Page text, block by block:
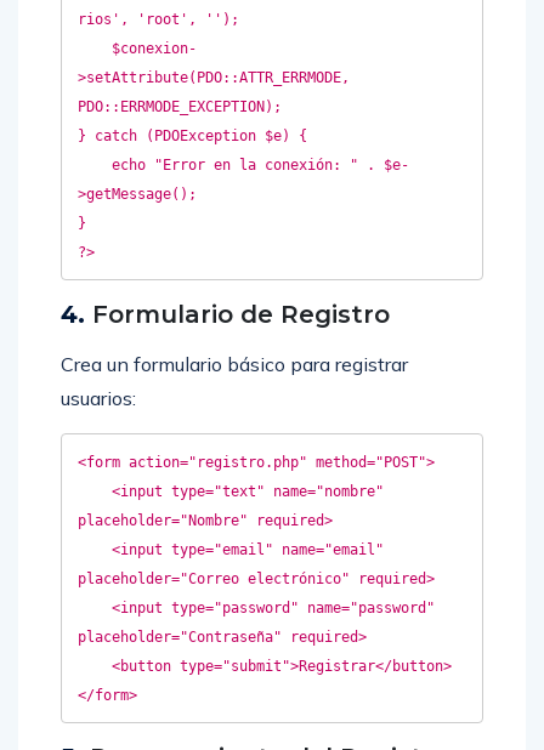
rios', 'root', '');
>setAttribute(PDO::ATTR_ERRMODE,
PDO::ERRMODE_EXCEPTION);
} catch (PDOException $e) {
    echo "Error en la conexión: " . $e-
>getMessage();
}
4. Formulario de Registro
Crea un formulario básico para registrar
usuarios:
<form action="registro.php" method="POST">
    <input type="text" name="nombre"
placeholder="Nombre" required>
    <input type="email" name="email"
placeholder="Correo electrónico" required>
    <input type="password" name="password"
placeholder="Contraseña" required>
    <button type="submit">Registrar</button>